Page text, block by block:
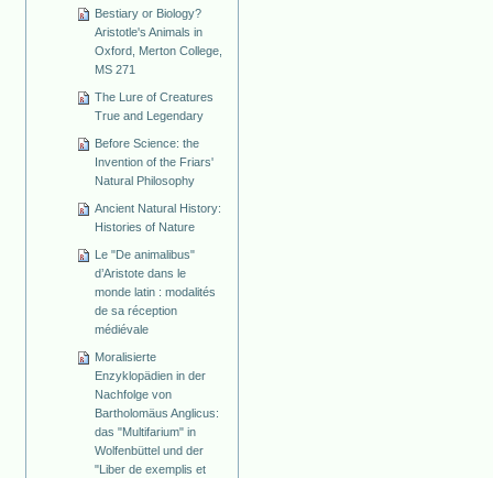
Bestiary or Biology?
Aristotle's Animals in
Oxford, Merton College,
MS 271
The Lure of Creatures
True and Legendary
Before Science: the
Invention of the Friars'
Natural Philosophy
Ancient Natural History:
Histories of Nature
Le "De animalibus"
d’Aristote dans le
monde latin : modalités
de sa réception
médiévale
Moralisierte
Enzyklopädien in der
Nachfolge von
Bartholomäus Anglicus:
das "Multifarium" in
Wolfenbüttel und der
"Liber de exemplis et